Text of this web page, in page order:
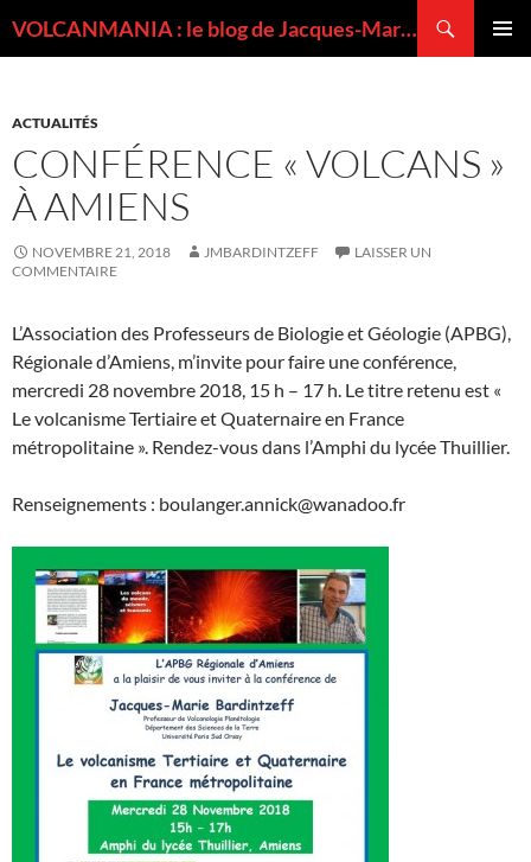
VOLCANMANIA : le blog de Jacques-Marie BARDINTZEFF, volcanologue
ACTUALITÉS
CONFÉRENCE « VOLCANS »
À AMIENS
NOVEMBRE 21, 2018 JMBARDINTZEFF
LAISSER UN
COMMENTAIRE
L’Association des Professeurs de Biologie et Géologie (APBG),
Régionale d’Amiens, m’invite pour faire une conférence,
mercredi 28 novembre 2018, 15 h – 17 h. Le titre retenu est «
Le volcanisme Tertiaire et Quaternaire en France
métropolitaine ». Rendez-vous dans l’Amphi du lycée Thuillier.
Renseignements : boulanger.annick@wanadoo.fr